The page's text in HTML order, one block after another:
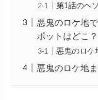
第1話のヘ
悪鬼のロケ地
ポットはどこ？
悪鬼のロケ
悪鬼のロケ地ま